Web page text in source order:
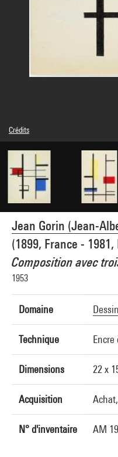
Jean Gorin (Jean-
(1899, France - 1981,
Composition avec
1953
Domaine Dessin
Technique
Dimensions 22 x
Acquisition
N° d'inventaire AM
Crédits
© droits réservés
Crédit photographique : Centre
GrandPalaisRmn
Réf. image : 4N62909
Diffusion image :